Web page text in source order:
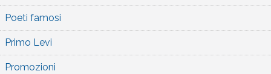
Poeti famosi
Primo Levi
Promozioni